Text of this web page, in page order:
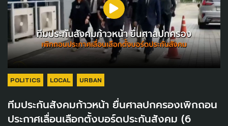
POLITICS LOCAL URBAN
ทีมประกันสังคมก้าวหน้า ยื่นศาลปกครองเพิกถอน
ประกาศเลื่อนเลือกตั้งบอร์ดประกันสังคม (6